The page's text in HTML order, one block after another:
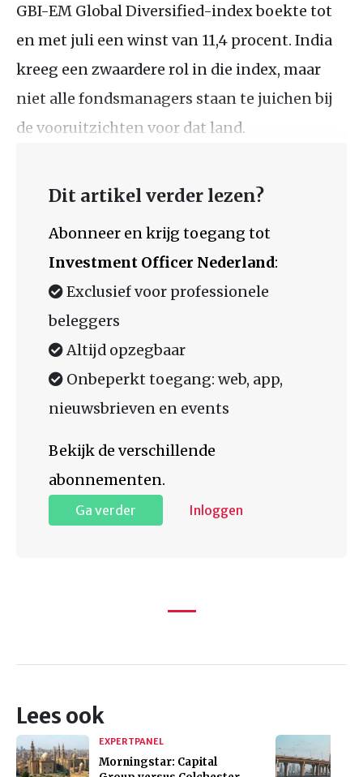
GBI-EM Global Diversified-index boekte tot
en met juli een winst van 11,4 procent. India
kreeg een zwaardere rol in die index, maar
niet alle fondsmanagers staan te juichen bij
de vooruitzichten voor dat land.
Dit artikel verder lezen?
Abonneer en krijg toegang tot
Investment Officer Nederland:
Exclusief voor professionele
beleggers
Altijd opzegbaar
Onbeperkt toegang: web, app,
nieuwsbrieven en events
Bekijk de verschillende
abonnementen.
Ga verder Inloggen
Lees ook
EXPERTPANEL
Morningstar: Capital